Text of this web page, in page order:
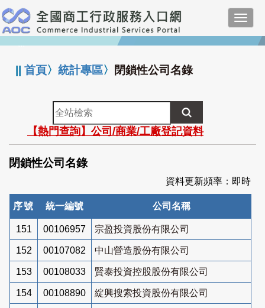
跳
到
主
要
:::
||首頁〉統計專區〉 閉鎖性公司名錄
全
站
檢
索
【熱門查詢】公司/商業/工廠登記資料
閉鎖性公司名錄
資料更新頻率：即時
序號 統一編號 公司名稱
151 00106957 宗盈投資股份有限公司
152 00107082 中山營造股份有限公司
153 00108033 賢泰投資控股股份有限公司
154 00108890 綻興搜索投資股份有限公司